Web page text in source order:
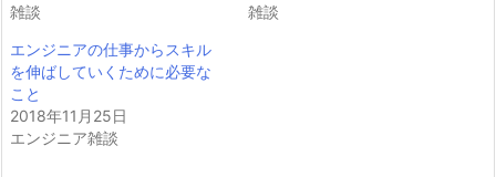
雑談
雑談
エンジニアの仕事からスキル
を伸ばしていくために必要な
こと
2018年11月25日
エンジニア雑談